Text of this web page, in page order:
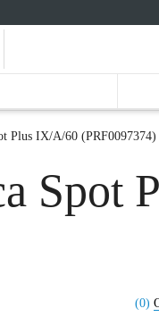
Plus IX/A/60 (PRF0097374)
Spot
(0)